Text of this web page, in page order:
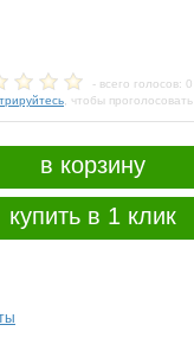
- всего голосов: 0
, чтобы проголосовать
в корзину
купить в 1 клик